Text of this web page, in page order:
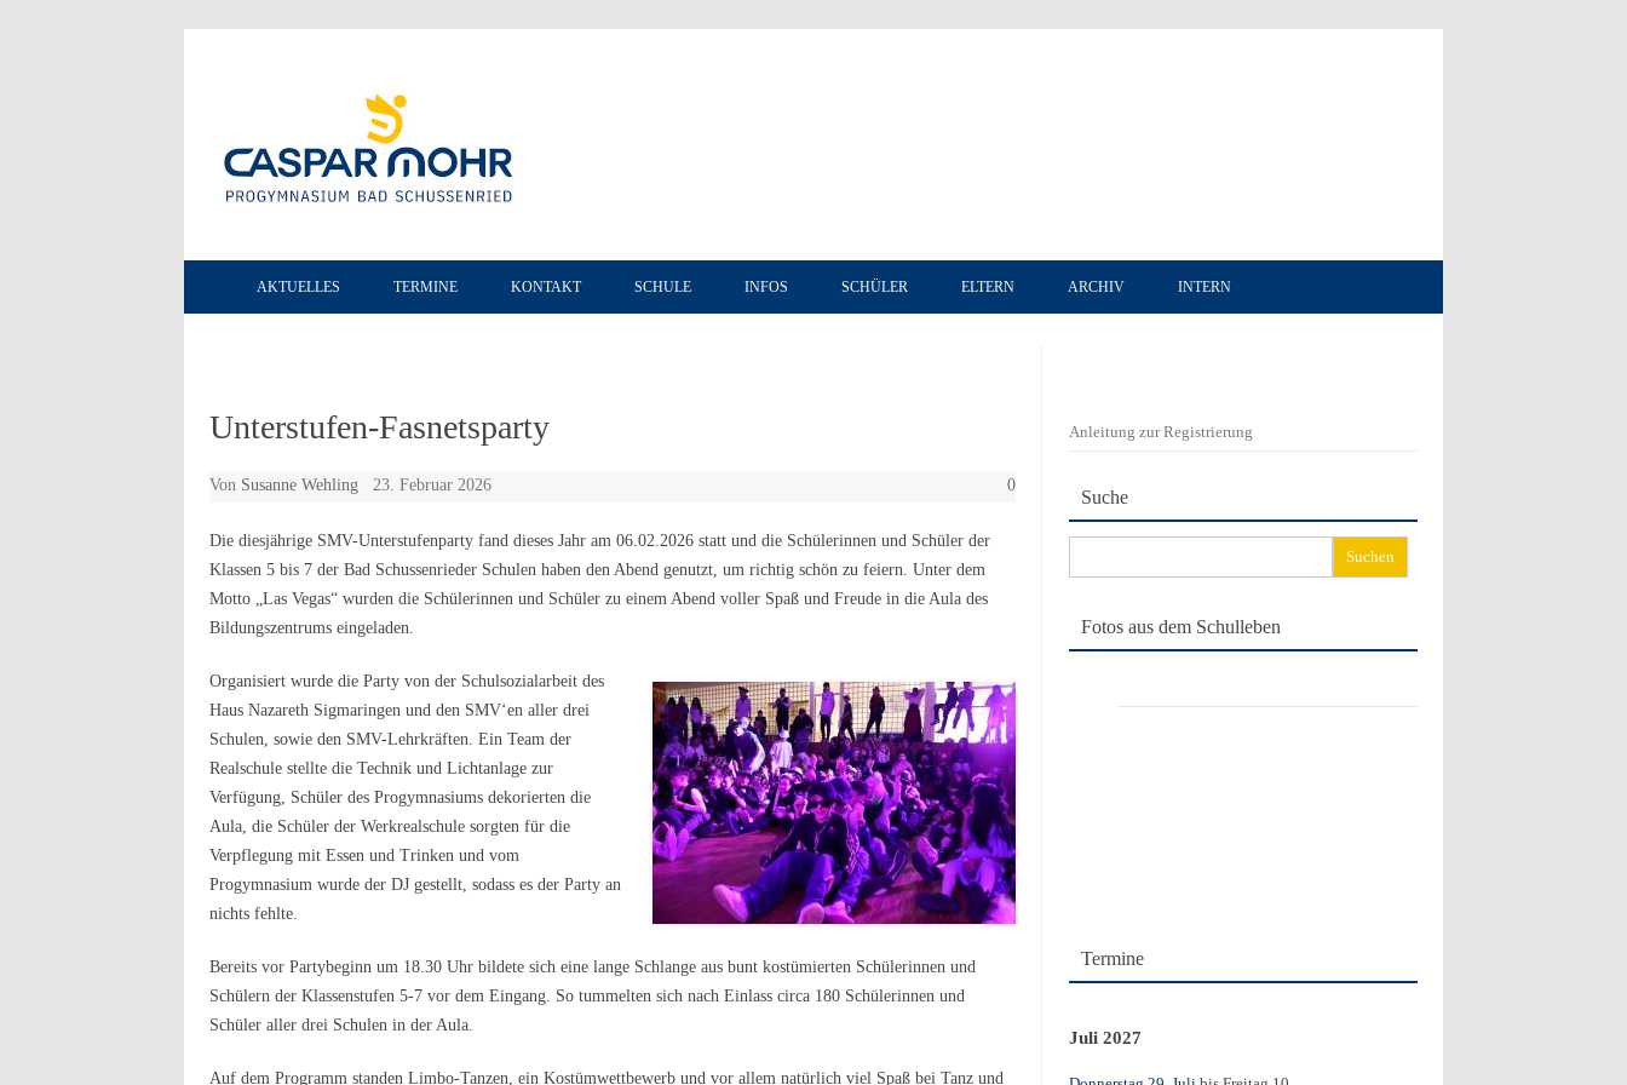
AKTUELLES TERMINE KONTAKT SCHULE INFOS SCHÜLER ELTERN ARCHIV INTERN
Unterstufen-Fasnetsparty
Von Susanne Wehling 23. Februar 2026 0
Die diesjährige SMV-Unterstufenparty fand dieses Jahr am 06.02.2026 statt und die Schülerinnen und Schüler der
Klassen 5 bis 7 der Bad Schussenrieder Schulen haben den Abend genutzt, um richtig schön zu feiern. Unter dem
Motto „Las Vegas“ wurden die Schülerinnen und Schüler zu einem Abend voller Spaß und Freude in die Aula des
Bildungszentrums eingeladen.
Organisiert wurde die Party von der Schulsozialarbeit des
Haus Nazareth Sigmaringen und den SMV‘en aller drei
Schulen, sowie den SMV-Lehrkräften. Ein Team der
Realschule stellte die Technik und Lichtanlage zur
Verfügung, Schüler des Progymnasiums dekorierten die
Aula, die Schüler der Werkrealschule sorgten für die
Verpflegung mit Essen und Trinken und vom
Progymnasium wurde der DJ gestellt, sodass es der Party an
nichts fehlte.
Bereits vor Partybeginn um 18.30 Uhr bildete sich eine lange Schlange aus bunt kostümierten Schülerinnen und
Schülern der Klassenstufen 5-7 vor dem Eingang. So tummelten sich nach Einlass circa 180 Schülerinnen und
Schüler aller drei Schulen in der Aula.
Auf dem Programm standen Limbo-Tanzen, ein Kostümwettbewerb und vor allem natürlich viel Spaß bei Tanz und
Anleitung zur Registrierung
Suche
nach:
Fotos aus dem Schulleben
Termine
Juli 2027